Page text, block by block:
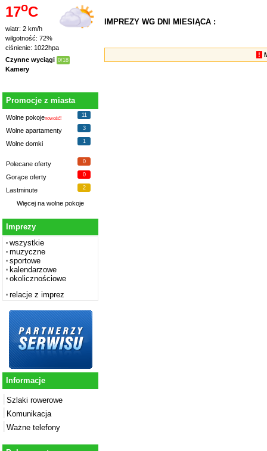
17oC
wiatr: 2 km/h
wilgotność: 72%
ciśnienie: 1022hpa
Czynne wyciągi 0/18
Kamery
Promocje z miasta
Wolne pokojenowość!
11
Wolne apartamenty 3
Wolne domki 1
Polecane oferty 0
Gorące oferty 0
Lastminute 2
Więcej na wolne pokoje
Imprezy
wszystkie
muzyczne
sportowe
kalendarzowe
okolicznościowe
relacje z imprez
Informacje
Szlaki rowerowe
Komunikacja
Ważne telefony
IMPREZY WG DNI MIESIĄCA :
!